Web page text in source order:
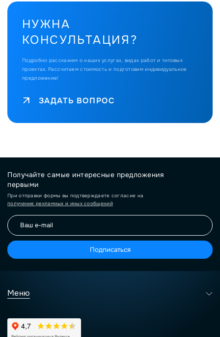
НУЖНА
КОНСУЛЬТАЦИЯ?
Подробно расскажем о наших услугах, видах работ и типовых
проектах. Рассчитаем стоимость и подготовим индивидуальное
предложение!
ЗАДАТЬ ВОПРОС
Получайте самые интересные предложения
первыми
При отправки формы вы подтверждаете согласие на
получение рекламных и иных сообщений
Подписаться
Меню